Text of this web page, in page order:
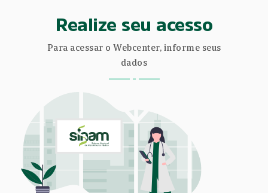
Realize seu acesso
Para acessar o Webcenter, informe seus
dados